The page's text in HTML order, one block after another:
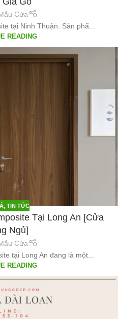
Cửa
tại Ninh Thuận. Sản phẩ...
READING
, TIN TỨC
Tại Long An [Cửa
Ngủ]
Cửa
tại Long An đang là một...
READING